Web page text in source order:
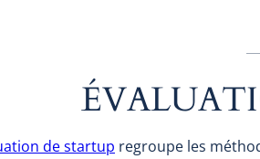
de startup regroupe les